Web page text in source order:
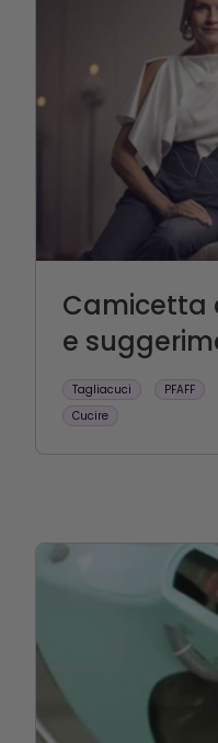
Camicetta
e
Tagliacuci
PFAFF
Cucire